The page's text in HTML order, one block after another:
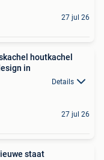
27 jul 26
houtkachel
in
Details
27 jul 26
staat